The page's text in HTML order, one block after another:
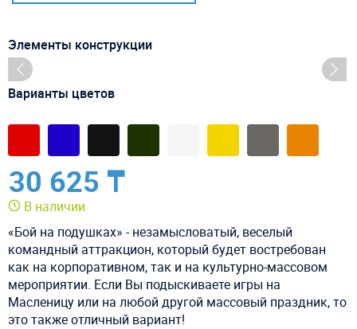
Элементы конструкции
Варианты цветов
30 625 ₸
В наличии
«Бой на подушках» - незамысловатый, веселый
командный аттракцион, который будет востребован
как на корпоративном, так и на культурно-массовом
мероприятии. Если Вы подыскиваете игры на
Масленицу или на любой другой массовый праздник, то
это также отличный вариант!